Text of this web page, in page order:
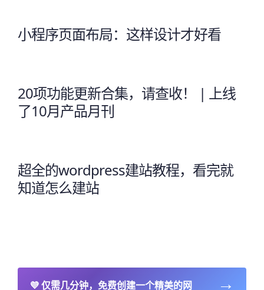
小程序页面布局：这样设计才好看
20项功能更新合集，请查收！ | 上线
了10月产品月刊
超全的wordpress建站教程，看完就
知道怎么建站
💜仅需几分钟，免费创建一个精美的网 →